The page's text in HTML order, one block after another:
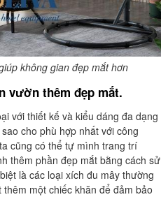
không gian đẹp mắt hơn
vườn thêm đẹp mắt.
với thiết kế và kiểu dáng đa dạng
cho phù hợp nhất với công
cũng có thể tự mình trang trí
thêm phần đẹp mắt bằng cách sử
là các loại xích đu mây thường
một chiếc khăn để đảm bảo